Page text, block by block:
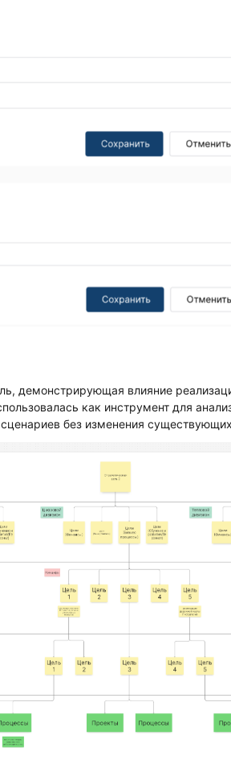
демонстрирующая влияние
как инструмент для
без изменения